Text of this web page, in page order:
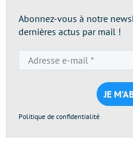
Abonnez-vous à notre
dernières actus par mail !
Politique de confidentialité